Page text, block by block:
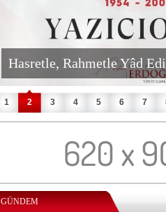
Hasretle, Rahmetle Yâd
1 2 3 4 5 6 7
GÜNDEM